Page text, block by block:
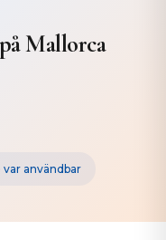
Mallorca
användbar